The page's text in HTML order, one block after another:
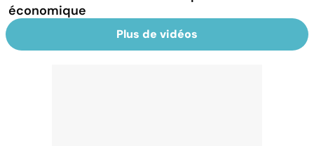
économique
Plus de vidéos